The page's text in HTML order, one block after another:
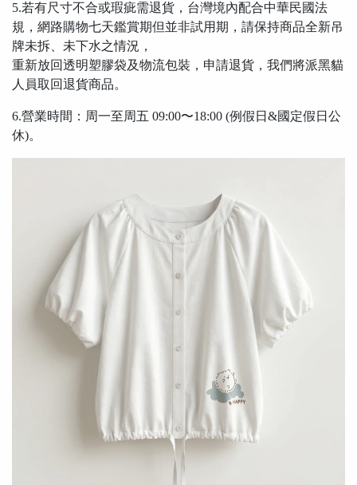
5.若有尺寸不合或瑕疵需退貨，台灣境內配合中華民國法
規，網路購物七天鑑賞期但並非試用期，請保持商品全新吊
牌未拆、未下水之情況，
重新放回透明塑膠袋及物流包裝，申請退貨，我們將派黑貓
人員取回退貨商品。
6.營業時間：周一至周五 09:00〜18:00 (例假日&國定假日公
休)。